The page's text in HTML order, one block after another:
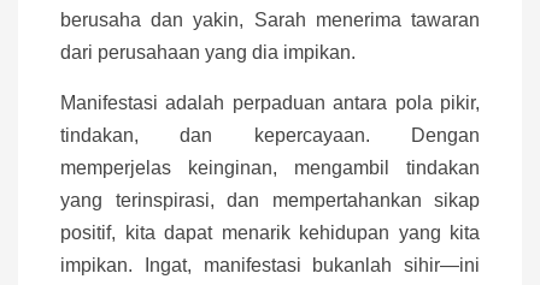
berusaha dan yakin, Sarah menerima tawaran
dari perusahaan yang dia impikan.
Manifestasi adalah perpaduan antara pola pikir,
tindakan, dan kepercayaan. Dengan
memperjelas keinginan, mengambil tindakan
yang terinspirasi, dan mempertahankan sikap
positif, kita dapat menarik kehidupan yang kita
impikan. Ingat, manifestasi bukanlah sihir—ini